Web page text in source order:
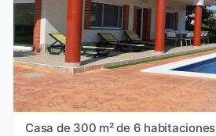
Casa de 300 m² de 6 habitaciones